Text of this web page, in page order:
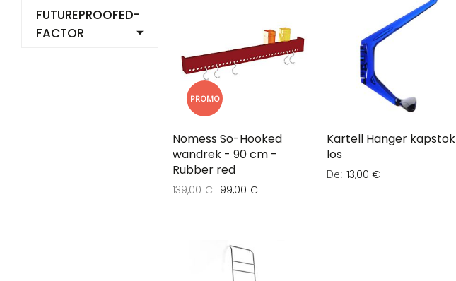
PROMO
Nomess So-Hooked
wandrek - 90 cm -
Rubber red
99,00 €
139,00 €
Kartell Hanger kapstok
los
De 13,00 €
FUTUREPROOFED-
FACTOR